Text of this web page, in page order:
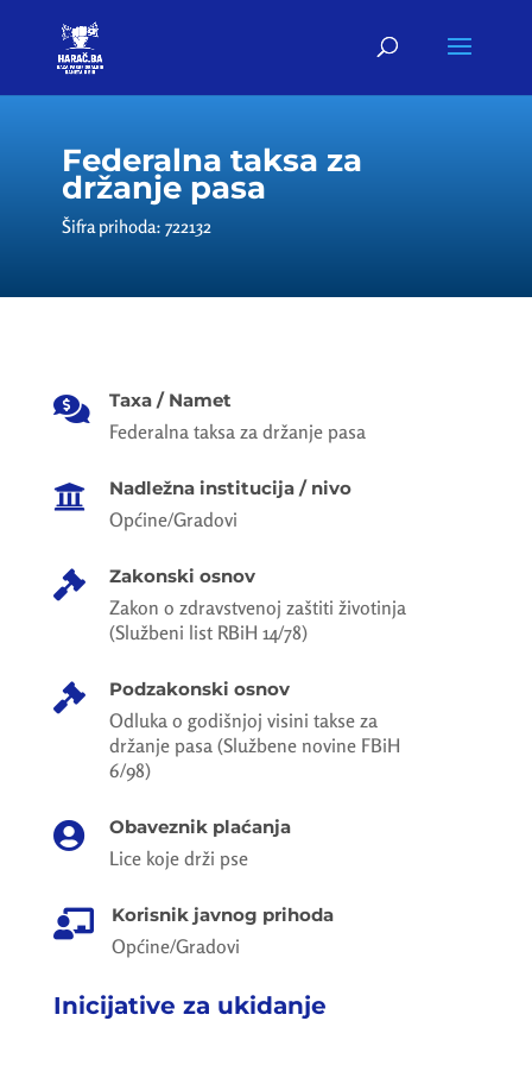
Federalna taksa za
držanje pasa
Šifra prihoda: 722132
 Taxa / Namet
Federalna taksa za držanje pasa
 Nadležna institucija / nivo
Općine/Gradovi
 Zakonski osnov
Zakon o zdravstvenoj zaštiti životinja
(Službeni list RBiH 14/78)
 Podzakonski osnov
Odluka o godišnjoj visini takse za
držanje pasa (Službene novine FBiH
6/98)
 Obaveznik plaćanja
Lice koje drži pse
 Korisnik javnog prihoda
Općine/Gradovi
Inicijative za ukidanje